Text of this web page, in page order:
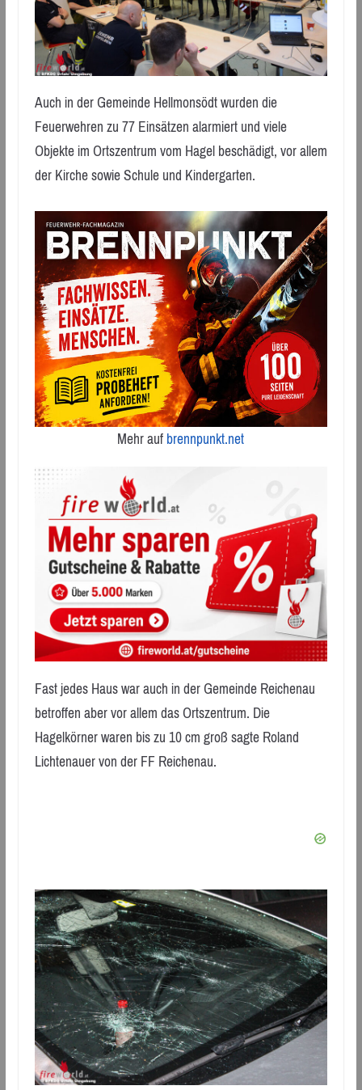
Auch in der Gemeinde Hellmonsödt wurden die
Feuerwehren zu 77 Einsätzen alarmiert und viele
Objekte im Ortszentrum vom Hagel beschädigt, vor allem
der Kirche sowie Schule und Kindergarten.
Mehr aufbrennpunkt.net
Fast jedes Haus war auch in der Gemeinde Reichenau
betroffen aber vor allem das Ortszentrum. Die
Hagelkörner waren bis zu 10 cm groß sagte Roland
Lichtenauer von der FF Reichenau.